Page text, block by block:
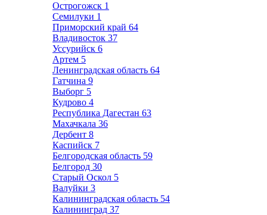
Острогожск 1
Семилуки 1
Приморский край 64
Владивосток 37
Уссурийск 6
Артем 5
Ленинградская область 64
Гатчина 9
Выборг 5
Кудрово 4
Республика Дагестан 63
Махачкала 36
Дербент 8
Каспийск 7
Белгородская область 59
Белгород 30
Старый Оскол 5
Валуйки 3
Калининградская область 54
Калининград 37